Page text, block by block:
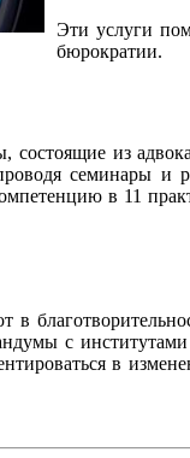
Эти услуги
бюрократии.
состоящие из
семинары и
в 11
с
в